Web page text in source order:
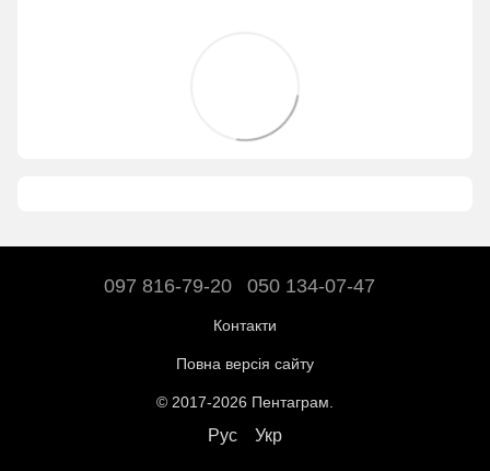
097 816-79-20 050 134-07-47
Контакти
Повна версія сайту
© 2017-2026 Пентаграм.
Рус Укр